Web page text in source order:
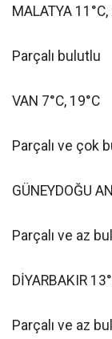
MALATYA 11°C,
Parçalı bulutlu
VAN 7°C, 19°C
Parçalı ve çok
GÜNEYDOĞU
Parçalı ve az
DİYARBAKIR
Parçalı ve az